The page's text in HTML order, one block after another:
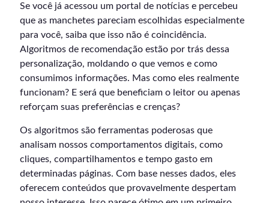
Se você já acessou um portal de notícias e percebeu
que as manchetes pareciam escolhidas especialmente
para você, saiba que isso não é coincidência.
Algoritmos de recomendação estão por trás dessa
personalização, moldando o que vemos e como
consumimos informações. Mas como eles realmente
funcionam? E será que beneficiam o leitor ou apenas
reforçam suas preferências e crenças?
Os algoritmos são ferramentas poderosas que
analisam nossos comportamentos digitais, como
cliques, compartilhamentos e tempo gasto em
determinadas páginas. Com base nesses dados, eles
oferecem conteúdos que provavelmente despertam